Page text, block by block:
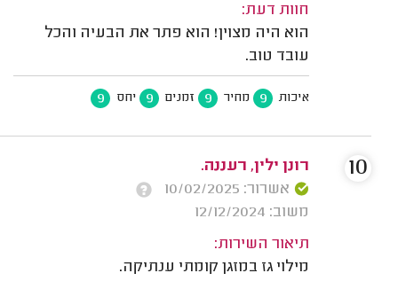
חוות דעת:
הוא היה מצוין! הוא פתר את הבעיה והכל
עובד טוב.
איכות 9 מחיר 9 זמנים 9 יחס 9
רונן ילין, רעננה.
אשרור: 10/02/2025
משוב: 12/12/2024
תיאור השירות:
מילוי גז במזגן קומתי ענתיקה.
10